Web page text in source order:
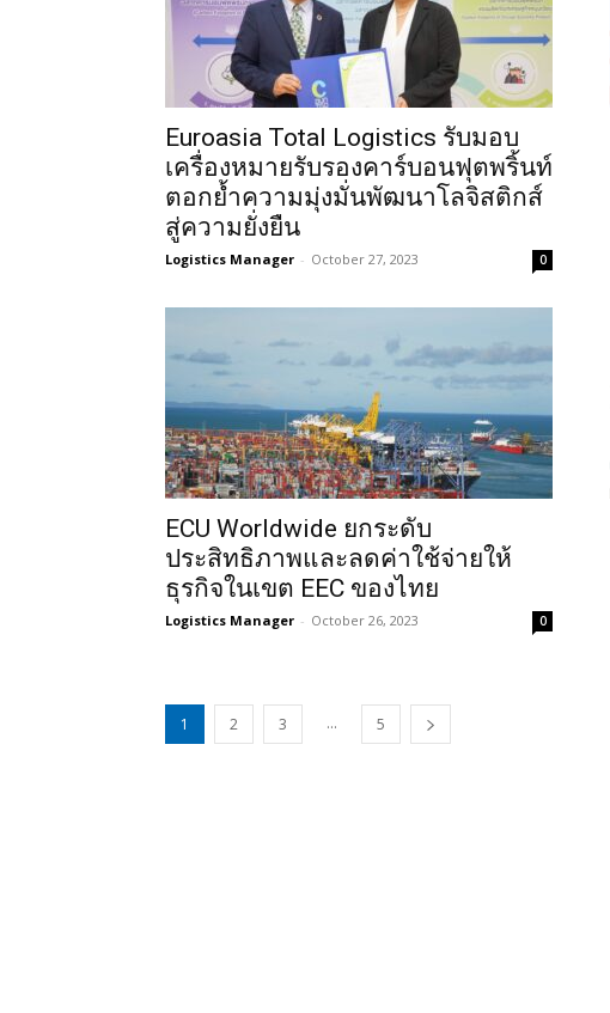
Euroasia Total Logistics รับมอบ
เครื่องหมายรับรองคาร์บอนฟุตพริ้นท์
ตอกย้ำความมุ่งมั่นพัฒนาโลจิสติกส์
สู่ความยั่งยืน
Logistics Manager - October 27, 2023 0
ECU Worldwide ยกระดับ
ประสิทธิภาพและลดค่าใช้จ่ายให้
ธุรกิจในเขต EEC ของไทย
Logistics Manager - October 26, 2023 0
1 2 3 ... 5